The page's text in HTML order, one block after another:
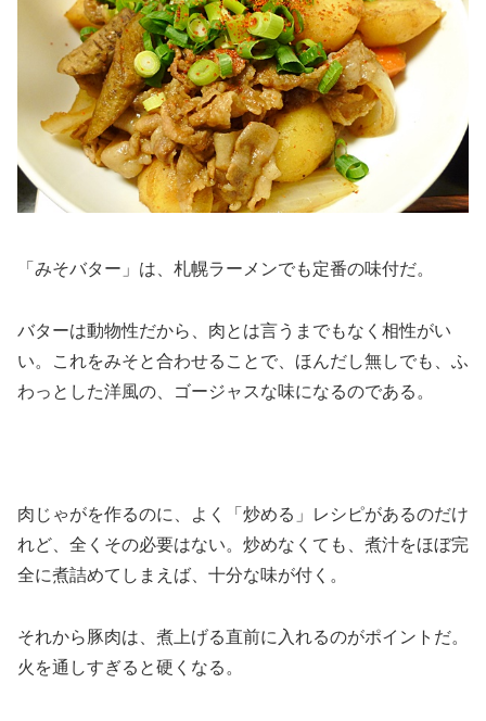
「みそバター」は、札幌ラーメンでも定番の味付だ。
バターは動物性だから、肉とは言うまでもなく相性がい
い。これをみそと合わせることで、ほんだし無しでも、ふ
わっとした洋風の、ゴージャスな味になるのである。
肉じゃがを作るのに、よく「炒める」レシピがあるのだけ
れど、全くその必要はない。炒めなくても、煮汁をほぼ完
全に煮詰めてしまえば、十分な味が付く。
それから豚肉は、煮上げる直前に入れるのがポイントだ。
火を通しすぎると硬くなる。